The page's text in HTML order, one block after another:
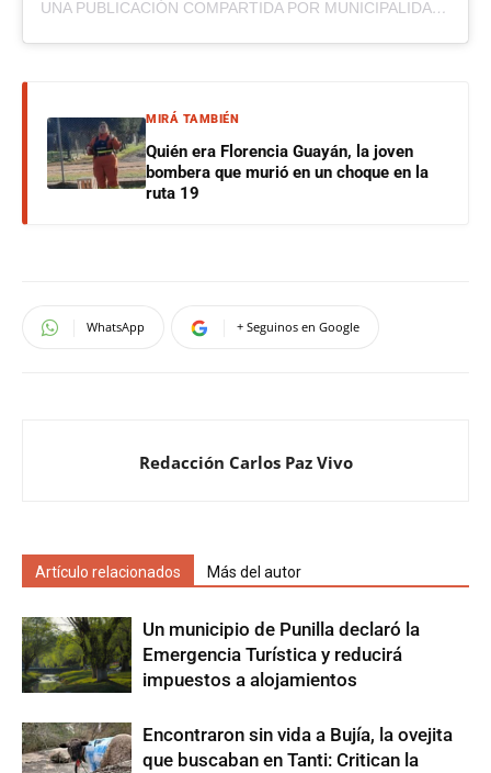
UNA PUBLICACIÓN COMPARTIDA POR MUNICIPALIDAD DE LA FALDA (@MUNILAFALDA)
MIRÁ TAMBIÉN
Quién era Florencia Guayán, la joven
bombera que murió en un choque en la
ruta 19
WhatsApp + Seguinos en Google
Redacción Carlos Paz Vivo
Artículo relacionados Más del autor
Un municipio de Punilla declaró la
Emergencia Turística y reducirá
impuestos a alojamientos
Encontraron sin vida a Bujía, la ovejita
que buscaban en Tanti: Critican la